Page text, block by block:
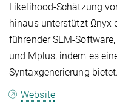
Likelihood-Schätzung
hinaus unterstützt Ωnyx
führender SEM-
und Mplus, indem es
Syntaxgenerierung bietet.
Website